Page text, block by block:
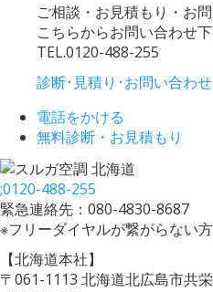
ご相談・お見積もり・お
こちらからお問い合わせ下
TEL.0120-488-255
診断･見積り･お問い合わせ
電話をかける
無料診断・お見積もり
;0120-488-255
緊急連絡先：080-4830-8687
※フリーダイヤルが繋がらない
【北海道本社】
〒061-1113 北海道北広島市共